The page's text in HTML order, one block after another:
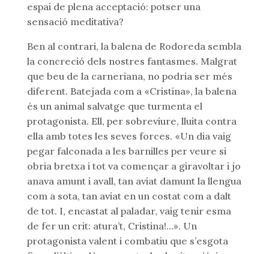
espai de plena acceptació: potser una
sensació meditativa?
Ben al contrari, la balena de Rodoreda sembla
la concreció dels nostres fantasmes. Malgrat
que beu de la carneriana, no podria ser més
diferent. Batejada com a «Cristina», la balena
és un animal salvatge que turmenta el
protagonista. Ell, per sobreviure, lluita contra
ella amb totes les seves forces. «Un dia vaig
pegar falconada a les barnilles per veure si
obria bretxa i tot va començar a giravoltar i jo
anava amunt i avall, tan aviat damunt la llengua
com a sota, tan aviat en un costat com a dalt
de tot. I, encastat al paladar, vaig tenir esma
de fer un crit: atura’t, Cristina!…». Un
protagonista valent i combatiu que s’esgota